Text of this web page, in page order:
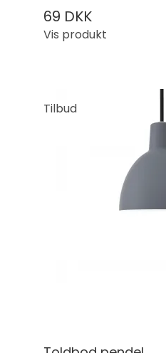
69 DKK
Vis produkt
Tilbud